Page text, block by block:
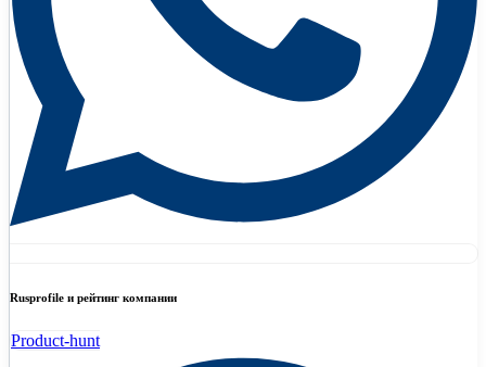
Rusprofile и рейтинг компании
Product-hunt